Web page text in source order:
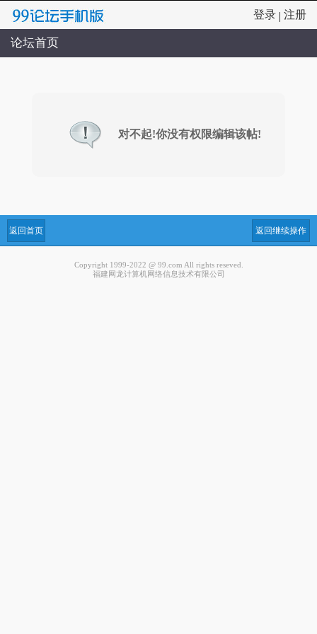
登录 | 注册
论坛首页
对不起!你没有权限编辑该帖!
返回首页 返回继续操作
Copyright 1999-2022 @ 99.com All rights reseved.
福建网龙计算机网络信息技术有限公司